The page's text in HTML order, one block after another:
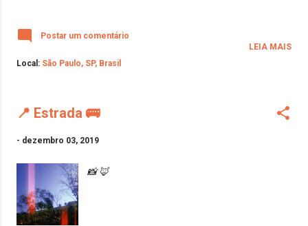
Postar um comentário
Local: São Paulo, SP, Brasil
LEIA MAIS
📍 Estrada 🚌
- dezembro 03, 2019
📸 🦊